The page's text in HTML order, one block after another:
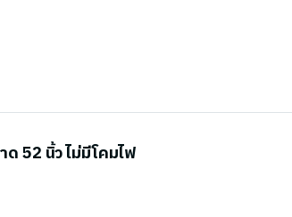
52 นิ้ว ไม่มีโคมไฟ